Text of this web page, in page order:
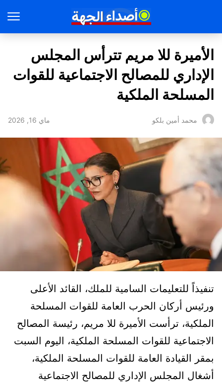
الأميرة للا مريم تترأس المجلس
الإداري للمصالح الاجتماعية للقوات
المسلحة الملكية
محمد أمين بلكو ماي 16, 2026
تنفيذاً للتعليمات السامية للملك، القائد الأعلى
ورئيس أركان الحرب العامة للقوات المسلحة
الملكية، ترأست الأميرة للا مريم، رئيسة المصالح
الاجتماعية للقوات المسلحة الملكية، اليوم السبت
بمقر القيادة العامة للقوات المسلحة الملكية،
أشغال المجلس الإداري للمصالح الاجتماعية